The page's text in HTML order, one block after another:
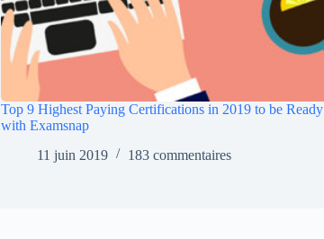
Top 9 Highest Paying Certifications in 2019 to be Ready
with Examsnap
11 juin 2019
183 commentaires